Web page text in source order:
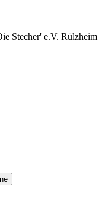
Stecher' e.V. Rülzheim